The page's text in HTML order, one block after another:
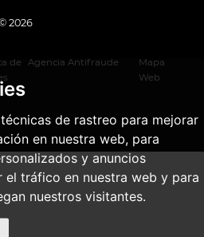
de rastreo para mejorar
en nuestra web, para
y anuncios
el tráfico en nuestra web y para
nuestros visitantes.
2026
de
Agencia Antifraude
Mapa
Web